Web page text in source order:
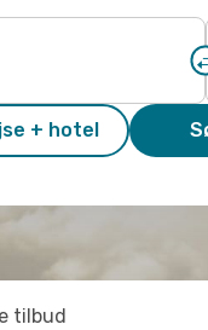
+ hotel
tilbud